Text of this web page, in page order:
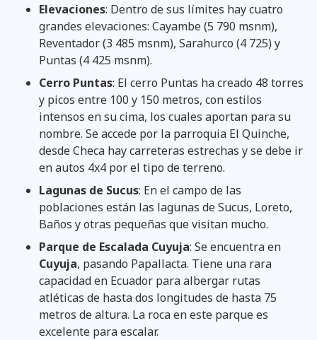
Elevaciones: Dentro de sus límites hay cuatro
grandes elevaciones: Cayambe (5 790 msnm),
Reventador (3 485 msnm), Sarahurco (4 725) y
Puntas (4 425 msnm).
Cerro Puntas: El cerro Puntas ha creado 48 torres
y picos entre 100 y 150 metros, con estilos
intensos en su cima, los cuales aportan para su
nombre. Se accede por la parroquia El Quinche,
desde Checa hay carreteras estrechas y se debe ir
en autos 4x4 por el tipo de terreno.
Lagunas de Sucus: En el campo de las
poblaciones están las lagunas de Sucus, Loreto,
Baños y otras pequeñas que visitan mucho.
Parque de Escalada Cuyuja: Se encuentra en
Cuyuja, pasando Papallacta. Tiene una rara
capacidad en Ecuador para albergar rutas
atléticas de hasta dos longitudes de hasta 75
metros de altura. La roca en este parque es
excelente para escalar.